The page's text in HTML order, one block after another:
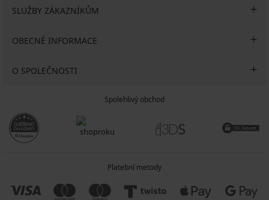
SLUŽBY ZÁKAZNÍKŮM
OBECNÉ INFORMACE
O SPOLEČNOSTI
Spolehlivý obchod
Platební metody